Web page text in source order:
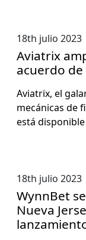
18th julio 2023
Aviatrix
acuerdo de
Avi­a­trix, el
mecáni­cas de
está
18th julio 2023
WynnBet
Nueva